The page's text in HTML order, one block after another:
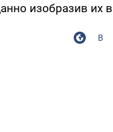
изобразив их